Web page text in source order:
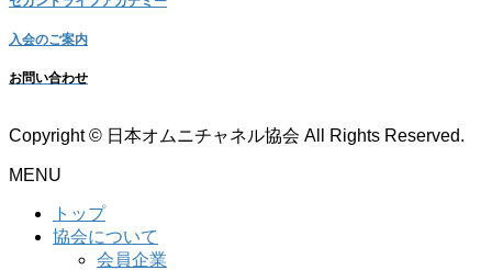
入会のご案内
お問い合わせ
Copyright © 日本オムニチャネル協会 All Rights Reserved.
MENU
トップ
協会について
会員企業